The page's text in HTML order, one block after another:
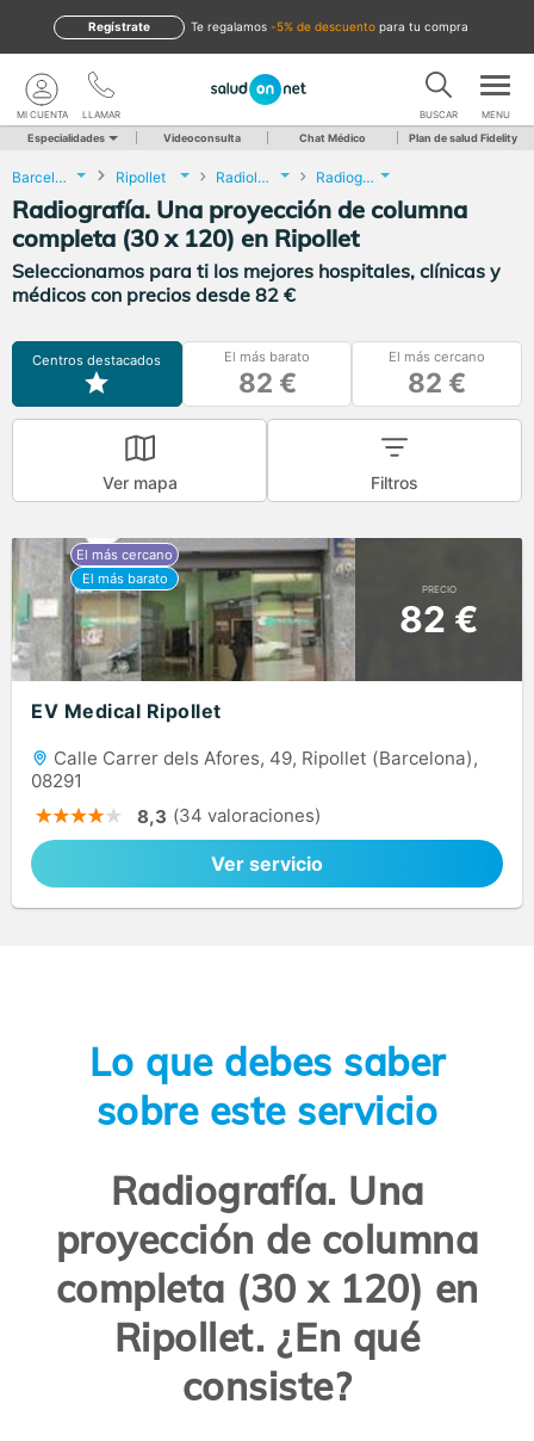
te regalamos -5% de descuento para tu compra
Regístrate
LLAMAR
MI CUENTA BUSCAR MENU
Especialidades Videoconsulta Chat Médico Plan de salud Fidelity
Barcelona Ripollet Radiología Radiografía. Una proyección de columna completa (30 x 120)
Radiografía. Una proyección de columna
completa (30 x 120) en Ripollet
Seleccionamos para ti los mejores hospitales, clínicas y
médicos con precios desde 82 €
Centros destacados El más barato
82 €
El más cercano
82 €
Ver mapa Filtros
PRECIO
82 €
EV Medical Ripollet
Calle Carrer dels Afores, 49, Ripollet (Barcelona),
08291
8,3 (34 valoraciones)
Ver servicio
Lo que debes saber
sobre este servicio
Radiografía. Una
proyección de columna
completa (30 x 120) en
Ripollet. ¿En qué
consiste?